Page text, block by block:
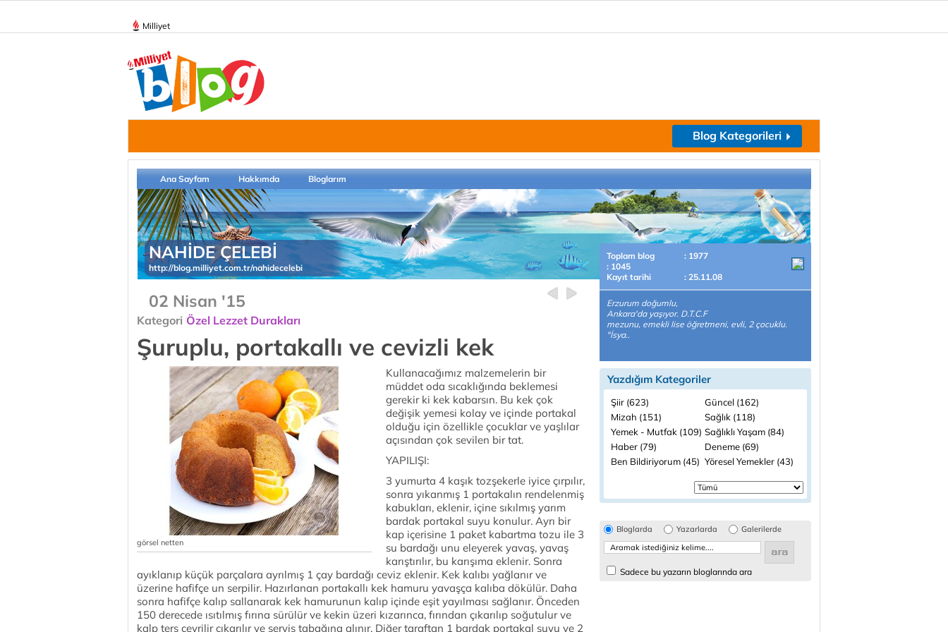
Milliyet
Blog Kategorileri
Ana Sayfam Hakkımda Bloglarım
NAHİDE ÇELEBİ
http://blog.milliyet.com.tr/nahidecelebi
02 Nisan '15
Kategori Özel Lezzet Durakları
Şuruplu, portakallı ve cevizli kek
görsel netten
Kullanacağımız malzemelerin bir
müddet oda sıcaklığında beklemesi
gerekir ki kek kabarsın. Bu kek çok
değişik yemesi kolay ve içinde portakal
olduğu için özellikle çocuklar ve yaşlılar
açısından çok sevilen bir tat.
YAPILIŞI:
3 yumurta 4 kaşık tozşekerle iyice çırpılır,
sonra yıkanmış 1 portakalın rendelenmiş
kabukları, eklenir, içine sıkılmış yarım
bardak portakal suyu konulur. Ayrı bir
kap içerisine 1 paket kabartma tozu ile 3
su bardağı unu eleyerek yavaş, yavaş
karıştırılır, bu karışıma eklenir. Sonra
ayıklanıp küçük parçalara ayrılmış 1 çay bardağı ceviz eklenir. Kek kalıbı yağlanır ve
üzerine hafifçe un serpilir. Hazırlanan portakallı kek hamuru yavaşça kalıba dökülür. Daha
sonra hafifçe kalıp sallanarak kek hamurunun kalıp içinde eşit yayılması sağlanır. Önceden
150 derecede ısıtılmış fırına sürülür ve kekin üzeri kızarınca, fırından çıkarılıp soğutulur ve
kalp ters çevrilir çıkarılır ve servis tabağına alınır. Diğer taraftan 1 bardak portakal suyu ve 2
Toplam blog
: 1977
: 1045
Kayıt tarihi
: 25.11.08
Erzurum doğumlu,
Ankara'da yaşıyor. D.T.C.F
mezunu, emekli lise öğretmeni, evli, 2 çocuklu.
"İsya..
Yazdığım Kategoriler
Şiir (623)
Güncel (162)
Mizah (151)
Sağlık (118)
Yemek - Mutfak (109) Sağlıklı Yaşam (84)
Haber (79)
Deneme (69)
Ben Bildiriyorum (45) Yöresel Yemekler (43)
Bloglarda Yazarlarda Galerilerde
Sadece bu yazarın bloglarında ara